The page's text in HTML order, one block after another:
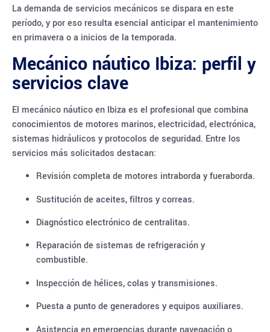
La demanda de servicios mecánicos se dispara en este
período, y por eso resulta esencial anticipar el mantenimiento
en primavera o a inicios de la temporada.
Mecánico náutico Ibiza: perfil y
servicios clave
El mecánico náutico en Ibiza es el profesional que combina
conocimientos de motores marinos, electricidad, electrónica,
sistemas hidráulicos y protocolos de seguridad. Entre los
servicios más solicitados destacan:
Revisión completa de motores intraborda y fueraborda.
Sustitución de aceites, filtros y correas.
Diagnóstico electrónico de centralitas.
Reparación de sistemas de refrigeración y
combustible.
Inspección de hélices, colas y transmisiones.
Puesta a punto de generadores y equipos auxiliares.